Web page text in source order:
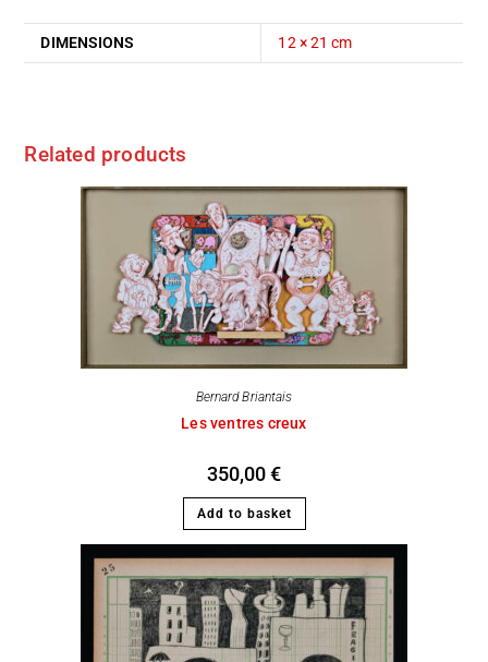
DIMENSIONS 12 × 21 cm
Related products
Bernard Briantais
Les ventres creux
350,00€
Add to basket